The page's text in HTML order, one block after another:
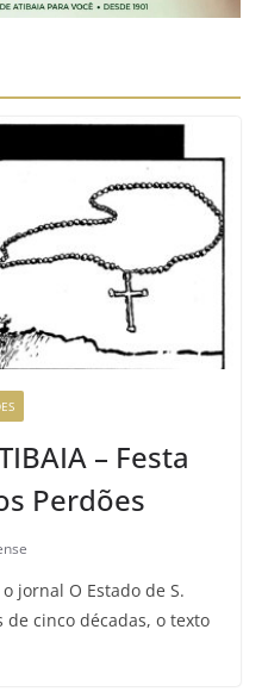
– Festa
Perdões
jornal O Estado de S.
cinco décadas, o texto